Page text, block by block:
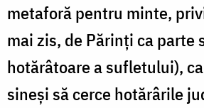
metaforă pentru minte,
mai zis, de Părinți ca parte
hotărâtoare a sufletului),
sineși să cerce hotărârile